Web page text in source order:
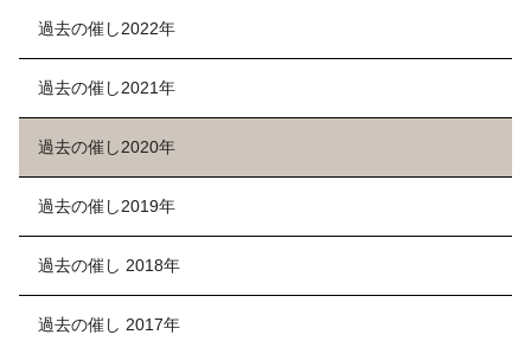
過去の催し2022年
過去の催し2021年
過去の催し2020年
過去の催し2019年
過去の催し 2018年
過去の催し 2017年